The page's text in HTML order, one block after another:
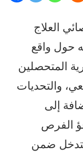
العلاج
حول واقع
المتحصلين
والتحديات
إلى
الفرص
ضمن